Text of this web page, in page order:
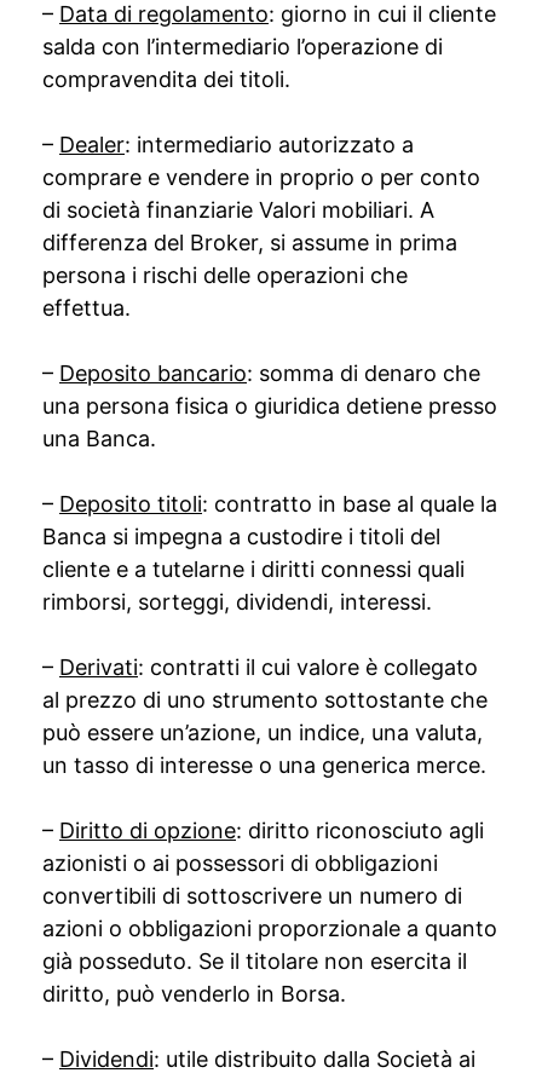
– Data di regolamento: giorno in cui il cliente
salda con l’intermediario l’operazione di
compravendita dei titoli.
– Dealer: intermediario autorizzato a
comprare e vendere in proprio o per conto
di società finanziarie Valori mobiliari. A
differenza del Broker, si assume in prima
persona i rischi delle operazioni che
effettua.
– Deposito bancario: somma di denaro che
una persona fisica o giuridica detiene presso
una Banca.
– Deposito titoli: contratto in base al quale la
Banca si impegna a custodire i titoli del
cliente e a tutelarne i diritti connessi quali
rimborsi, sorteggi, dividendi, interessi.
– Derivati: contratti il cui valore è collegato
al prezzo di uno strumento sottostante che
può essere un’azione, un indice, una valuta,
un tasso di interesse o una generica merce.
– Diritto di opzione: diritto riconosciuto agli
azionisti o ai possessori di obbligazioni
convertibili di sottoscrivere un numero di
azioni o obbligazioni proporzionale a quanto
già posseduto. Se il titolare non esercita il
diritto, può venderlo in Borsa.
– Dividendi: utile distribuito dalla Società ai